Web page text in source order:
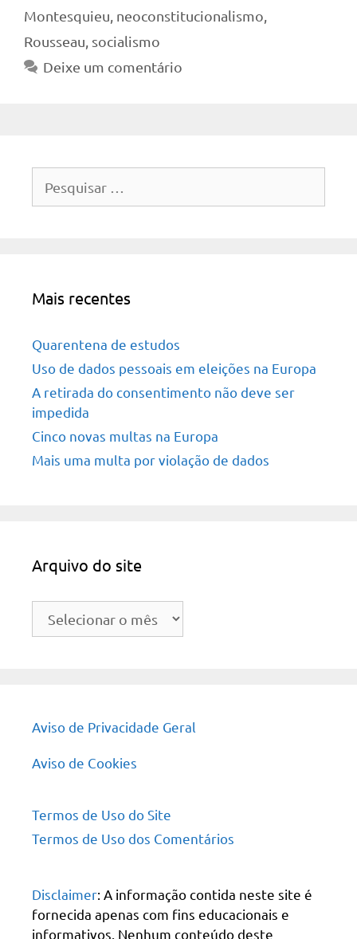
Montesquieu, neoconstitucionalismo,
Rousseau, socialismo
Deixe um comentário
por:
Mais recentes
Quarentena de estudos
Uso de dados pessoais em eleições na Europa
A retirada do consentimento não deve ser
impedida
Cinco novas multas na Europa
Mais uma multa por violação de dados
Arquivo do site
Arquivo
Aviso de Privacidade Geral
Aviso de Cookies
Termos de Uso do Site
Termos de Uso dos Comentários
Disclaimer: A informação contida neste site é
fornecida apenas com fins educacionais e
informativos. Nenhum conteúdo deste